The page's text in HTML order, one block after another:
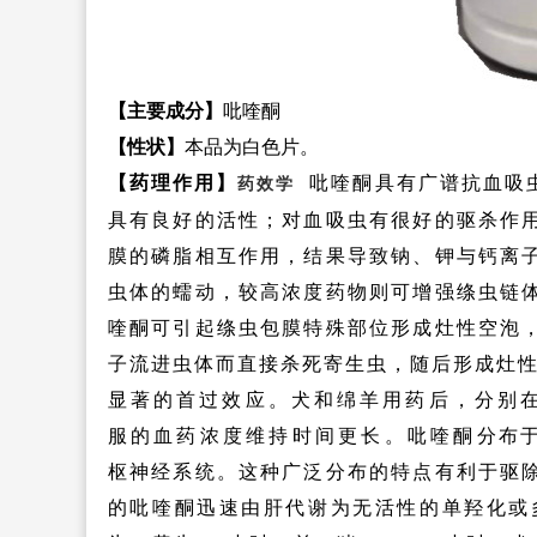
【主要成分】 吡喹酮
【性状】 本品为白色片。
【药理作用】药效学
吡喹酮具有广谱抗血吸
具有良好的活性；对血吸虫有很好的驱杀作
膜的磷脂相互作用，结果导致钠、钾与钙离
虫体的蠕动，较高浓度药物则可增强绦虫链
喹酮可引起绦虫包膜特殊部位形成灶性空泡
子流进虫体而直接杀死寄生虫，随后形成灶
显著的首过效应。犬和绵羊用药后，分别
服的血药浓度维持时间更长。吡喹酮 分布
枢神经系统。这种广泛分布的特点有利于驱
的吡喹酮迅速由肝代谢为无活性的单羟化